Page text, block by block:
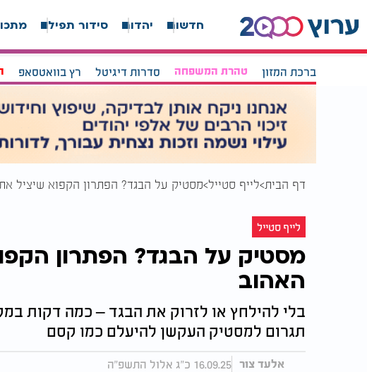
חדשות יהדות סידור תפילה
ברכת המזון טהרת המשפחה סדרות דיגיטל רץ בוואטסאפ
דף הבית לייף סטייל מסטיק על הבגד? הפתרון הקפוא שיציל
לייף סטייל
מסטיק על הבגד? הפתרון
האהוב
בלי להילחץ או לזרוק את הבגד – כמה דקות
תגרום למסטיק העקשן להיעלם כמו קסם
אלעד צור 16.09.25 כ"ג אלול התשפ"ה